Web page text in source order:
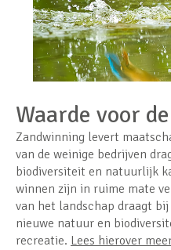
Waarde voor
Zandwinning levert
van de weinige bedrijven
biodiversiteit en natuurlijk
winnen zijn in ruime mate
van het landschap draagt
nieuwe natuur en
recreatie. Lees hierover